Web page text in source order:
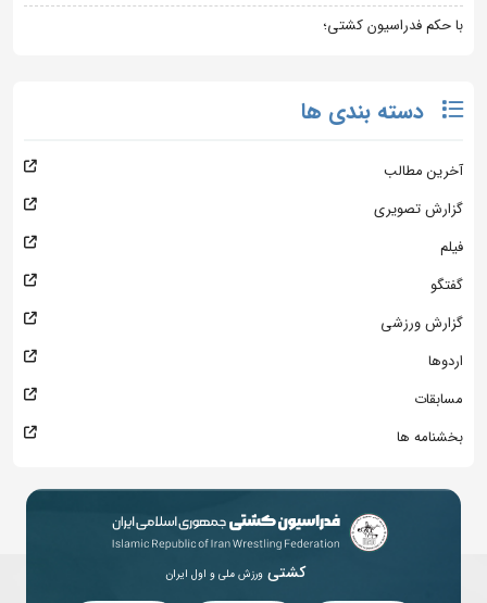
با حکم فدراسیون کشتی؛
دسته بندی ها
آخرین مطالب
گزارش تصویری
فیلم
گفتگو
گزارش ورزشی
اردوها
مسابقات
بخشنامه ها
کشتی ورزش ملی و اول ایران